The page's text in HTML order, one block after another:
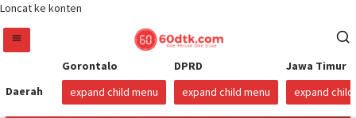
Loncat ke konten
Daerah
Gorontalo
expand child menu
DPRD
expand child menu
Jawa Timur
expand child